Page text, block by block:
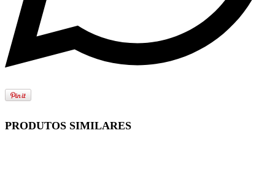
PRODUTOS SIMILARES